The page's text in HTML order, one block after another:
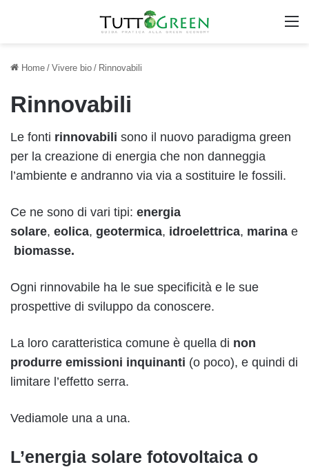
Home / Vivere bio / Rinnovabili
Rinnovabili
Le fonti rinnovabili sono il nuovo paradigma green
per la creazione di energia che non danneggia
l’ambiente e andranno via via a sostituire le fossili.
Ce ne sono di vari tipi: energia
solare, eolica, geotermica, idroelettrica, marina e
biomasse.
Ogni rinnovabile ha le sue specificità e le sue
prospettive di sviluppo da conoscere.
La loro caratteristica comune è quella di non
produrre emissioni inquinanti (o poco), e quindi di
limitare l’effetto serra.
Vediamole una a una.
L’energia solare fotovoltaica o